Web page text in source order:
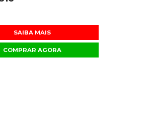
SAIBA MAIS
COMPRAR AGORA